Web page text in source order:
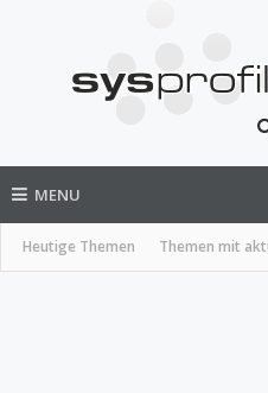
MENU
Heutige Themen Themen mit